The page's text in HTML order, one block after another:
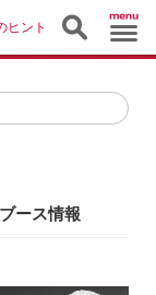
ヒント
ース情報